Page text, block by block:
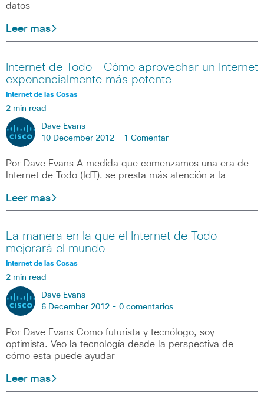
datos
Leer mas
Internet de Todo – Cómo aprovechar un Internet
exponencialmente más potente
Internet de las Cosas
2 min read
Dave Evans
10 December 2012 - 1 Comentar
Por Dave Evans A medida que comenzamos una era de
Internet de Todo (IdT), se presta más atención a la
Leer mas
La manera en la que el Internet de Todo
mejorará el mundo
Internet de las Cosas
2 min read
Dave Evans
6 December 2012 - 0 comentarios
Por Dave Evans Como futurista y tecnólogo, soy
optimista. Veo la tecnología desde la perspectiva de
cómo esta puede ayudar
Leer mas